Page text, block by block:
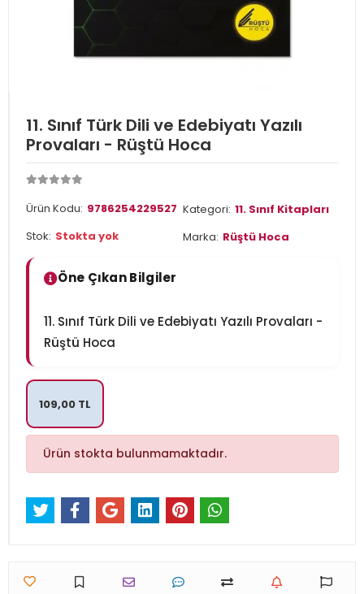
11. Sınıf Türk Dili ve Edebiyatı Yazılı
Provaları - Rüştü Hoca
Ürün Kodu: 9786254229527 Kategori: 11. Sınıf Kitapları
Stok: Stokta yok Marka: Rüştü Hoca
Öne Çıkan Bilgiler
11. Sınıf Türk Dili ve Edebiyatı Yazılı Provaları -
Rüştü Hoca
109,00 TL
Ürün stokta bulunmamaktadır.